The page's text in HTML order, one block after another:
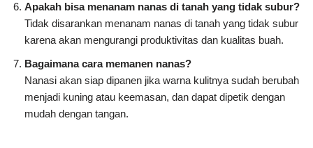
Apakah bisa menanam nanas di tanah yang tidak subur?
Tidak disarankan menanam nanas di tanah yang tidak subur
karena akan mengurangi produktivitas dan kualitas buah.
Bagaimana cara memanen nanas?
Nanasi akan siap dipanen jika warna kulitnya sudah berubah
menjadi kuning atau keemasan, dan dapat dipetik dengan
mudah dengan tangan.